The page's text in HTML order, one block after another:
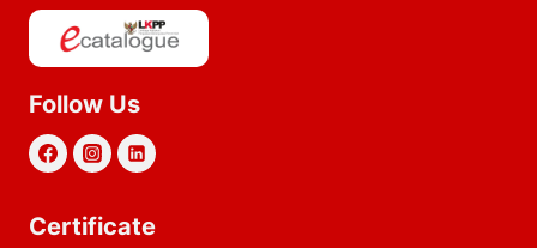
Follow Us
Certificate